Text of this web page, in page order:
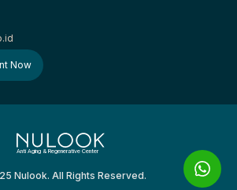
Now
Anti Aging & Regenerative Center
Nulook. All Rights Reserved.